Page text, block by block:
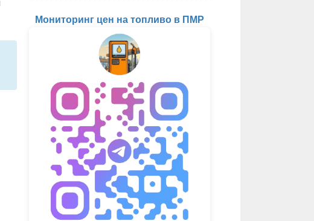
Мониторинг цен на топливо в ПМР